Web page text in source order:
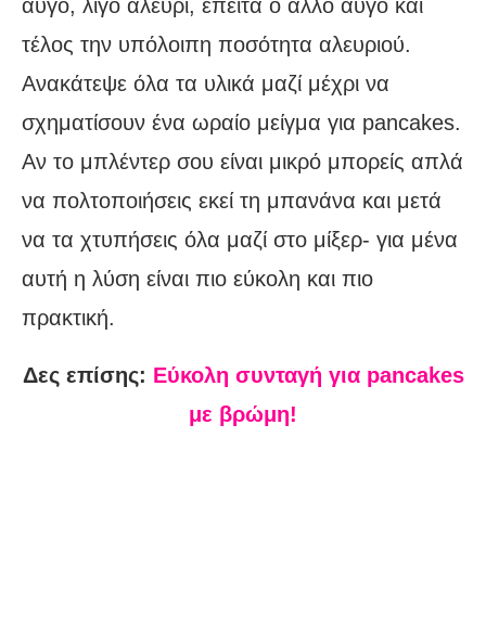
αυγό, λίγο αλεύρι, έπειτα ο άλλο αυγό και
τέλος την υπόλοιπη ποσότητα αλευριού.
Ανακάτεψε όλα τα υλικά μαζί μέχρι να
σχηματίσουν ένα ωραίο μείγμα για pancakes.
Αν το μπλέντερ σου είναι μικρό μπορείς απλά
να πολτοποιήσεις εκεί τη μπανάνα και μετά
να τα χτυπήσεις όλα μαζί στο μίξερ- για μένα
αυτή η λύση είναι πιο εύκολη και πιο
πρακτική.
Δες επίσης: Εύκολη συνταγή για pancakes
με βρώμη!